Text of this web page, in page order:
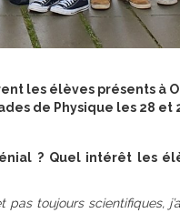
les élèves présents à
de Physique les 28 et
? Quel intérêt les
toujours scientifiques,